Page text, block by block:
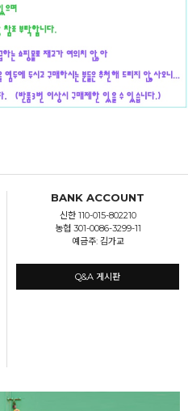
BANK ACCOUNT
신한 110-015-802210
농협 301-0086-3299-11
예금주: 김가교
Q&A 게시판